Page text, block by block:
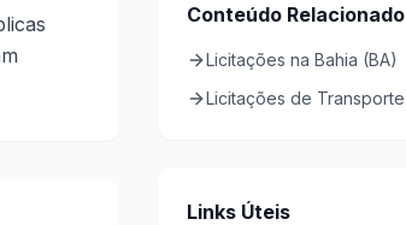
Conteúdo Relacionado
Licitações na Bahia (BA)
Licitações de Transporte
Links Úteis